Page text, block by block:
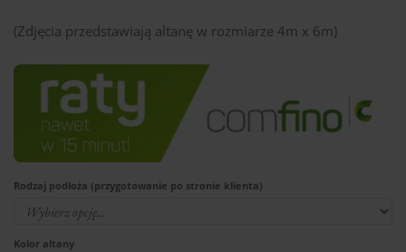
(Zdjęcia przedstawiają altanę w rozmiarze 4m x 6m)
Rodzaj podłoża (przygotowanie po stronie klienta)
Kolor altany